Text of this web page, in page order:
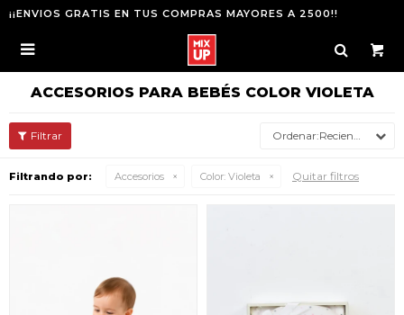
¡¡ENVIOS GRATIS EN TUS COMPRAS MAYORES A 2500!!

ACCESORIOS PARA BEBÉS COLOR VIOLETA
Recientes
Filtrando por: Accesorios Color: Violeta Quitar filtros